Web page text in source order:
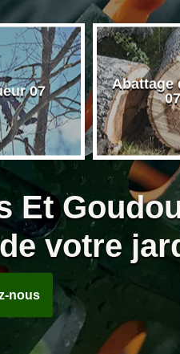
07
Abattage
07
Et
votre
nous